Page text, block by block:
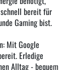
bereit für
Gaming bist.
Mit Google
Erledige
Alltag - bequem